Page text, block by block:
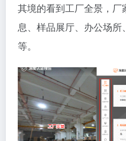
其境的看到工厂全景，
息、样品展厅、办公场
等。